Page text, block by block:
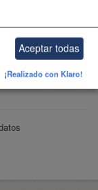
Aceptar todas
¡Realizado con Klaro!